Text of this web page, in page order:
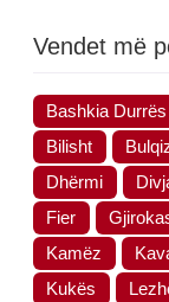
Vendet më
Bashkia Durrës
Bilisht
Dhërmi
Fier
Kamëz
Kukës